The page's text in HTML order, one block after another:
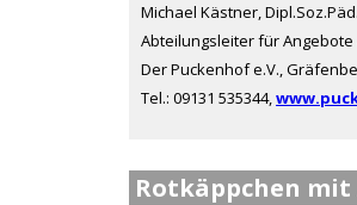
Michael Kästner,
Abteilungsleiter für
Der Puckenhof e.V.,
Tel.: 09131 535344,
Rotkäppchen mit